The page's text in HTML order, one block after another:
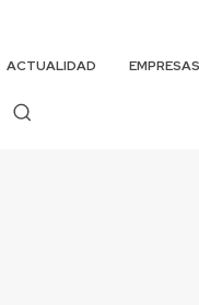
ACTUALIDAD EMPRESAS